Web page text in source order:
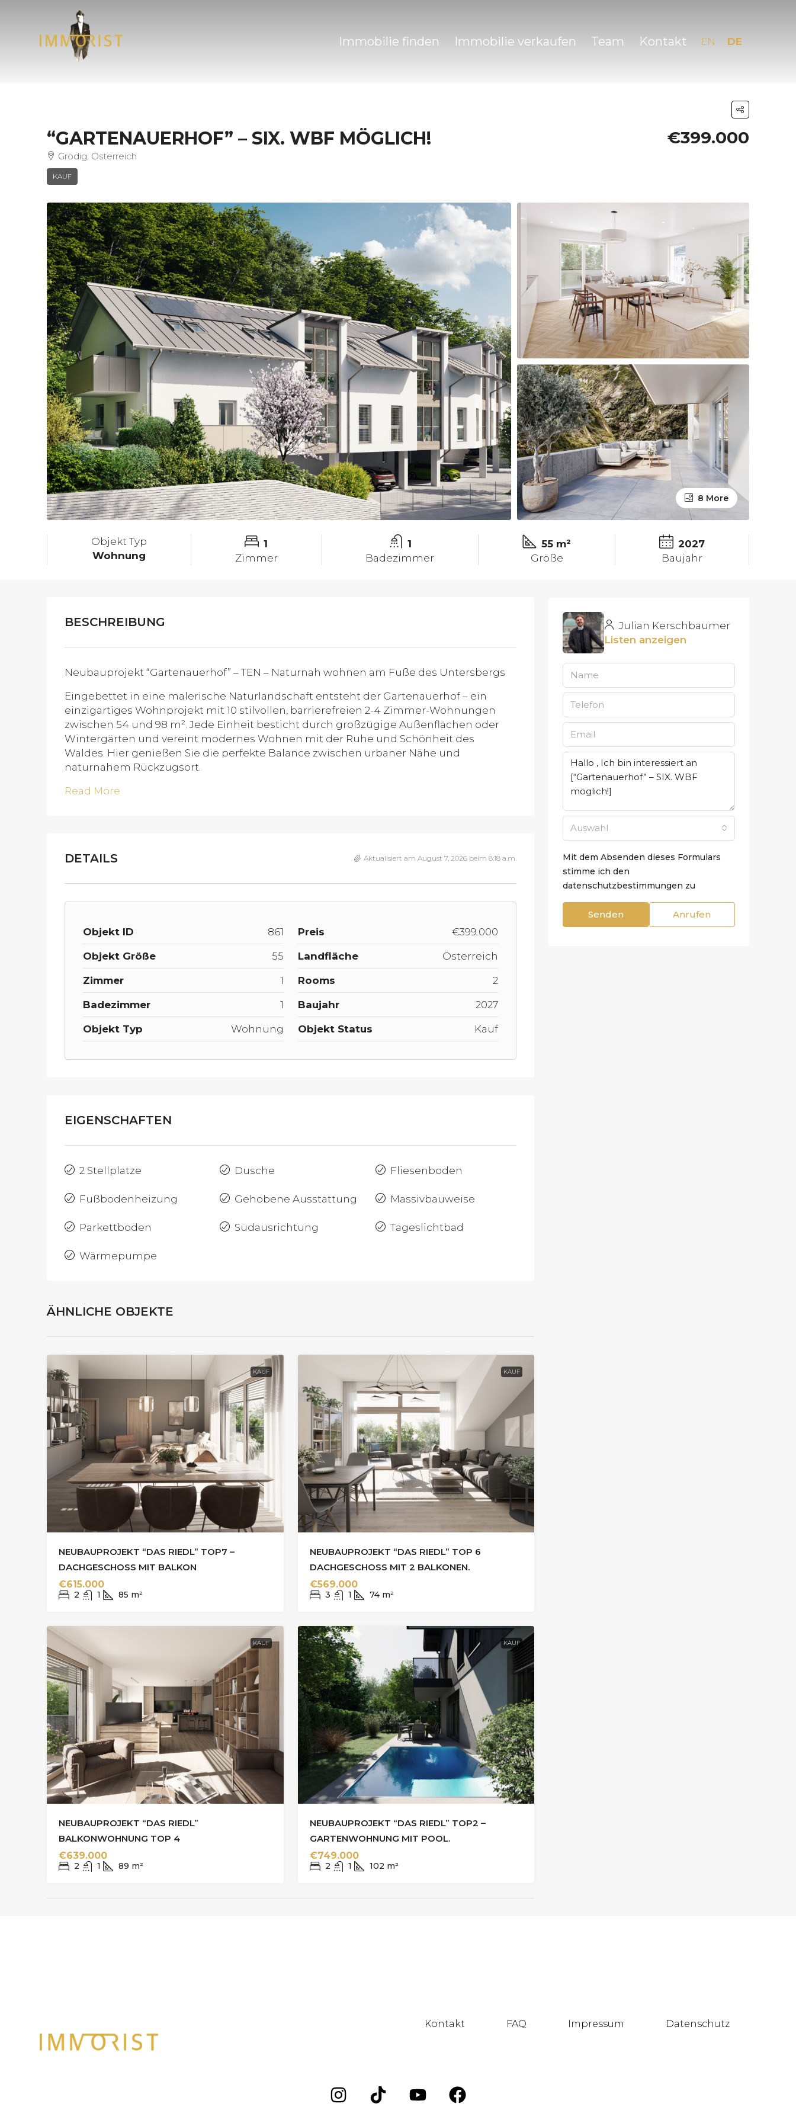
Immobilie finden Immobilie verkaufen Team Kontakt EN DE
“GARTENAUERHOF” – SIX. WBF MÖGLICH!
Grödig, Österreich
KAUF
€399.000
8 More
Objekt Typ
Wohnung
1
Zimmer
1
Badezimmer
55 m²
Größe
2027
Baujahr
BESCHREIBUNG
Neubauprojekt “Gartenauerhof” – TEN – Naturnah wohnen am Fuße des Untersbergs
Eingebettet in eine malerische Naturlandschaft entsteht der Gartenauerhof – ein
einzigartiges Wohnprojekt mit 10 stilvollen, barrierefreien 2-4 Zimmer-Wohnungen
zwischen 54 und 98 m². Jede Einheit besticht durch großzügige Außenflächen oder
Wintergärten und vereint modernes Wohnen mit der Ruhe und Schönheit des
Waldes. Hier genießen Sie die perfekte Balance zwischen urbaner Nähe und
naturnahem Rückzugsort.
Read More
DETAILS Aktualisiert am August 7, 2026 beim 8:18 a.m.
Objekt ID 861 Preis €399.000
Objekt Größe 55 Landfläche Österreich
Zimmer 1 Rooms 2
Badezimmer 1 Baujahr 2027
Objekt Typ Wohnung Objekt Status Kauf
EIGENSCHAFTEN
2 Stellplatze Dusche Fliesenboden
Fußbodenheizung Gehobene Ausstattung Massivbauweise
Parkettboden Südausrichtung Tageslichtbad
Wärmepumpe
ÄHNLICHE OBJEKTE
KAUF
NEUBAUPROJEKT “DAS RIEDL” TOP7 –
DACHGESCHOSS MIT BALKON
€615.000
2 1 85 m²
KAUF
NEUBAUPROJEKT “DAS RIEDL” TOP 6
DACHGESCHOSS MIT 2 BALKONEN.
€569.000
3 1 74 m²
KAUF
NEUBAUPROJEKT “DAS RIEDL”
BALKONWOHNUNG TOP 4
€639.000
2 1 89 m²
KAUF
NEUBAUPROJEKT “DAS RIEDL” TOP2 –
GARTENWOHNUNG MIT POOL.
€749.000
2 1 102 m²
Julian Kerschbaumer
Listen anzeigen
Auswahl
Mit dem Absenden dieses Formulars
stimme ich den
datenschutzbestimmungen zu
Senden Anrufen
Kontakt FAQ Impressum Datenschutz